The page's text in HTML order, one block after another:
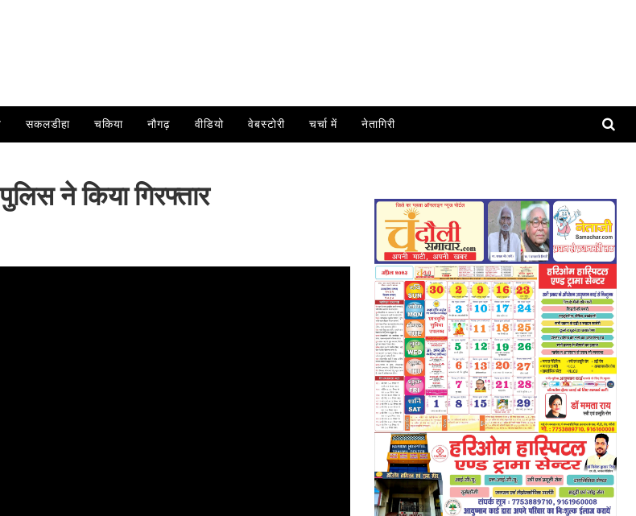
सकलडीहा चकिया नौगढ़ वीडियो वेबस्टोरी चर्चा में नेतागिरी
ने किया गिरफ्तार